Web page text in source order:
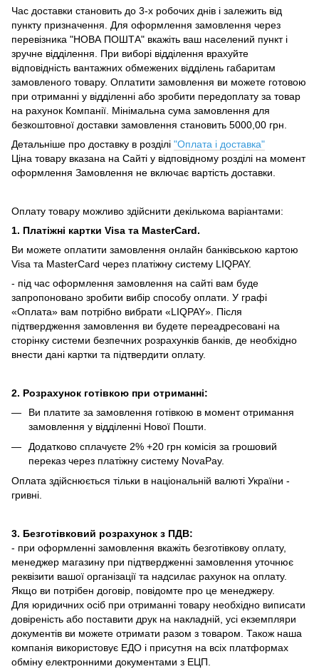
Час доставки становить до 3-х робочих днів і залежить від
пункту призначення. Для оформлення замовлення через
перевізника "НОВА ПОШТА" вкажіть ваш населений пункт і
зручне відділення.
При виборі відділення врахуйте
відповідність вантажних обмежених відділень габаритам
замовленого товару. Оплатити замовлення ви можете готовою
при отриманні у відділенні або зробити передоплату за товар
на рахунок Компанії. Мінімальна сума замовлення для
безкоштовної доставки замовлення становить 5000,00 грн.
Детальніше про доставку в розділі "Оплата і доставка"
Ціна товару вказана на Сайті у відповідному розділі на момент
оформлення Замовлення не включає вартість доставки.
Оплату товару можливо здійснити декількома варіантами:
1. Платіжні картки Visa та MasterCard.
Ви можете оплатити замовлення онлайн банківською картою
Visa та MasterCard через платіжну систему LIQPAY.
- під час оформлення замовлення на сайті вам буде
запропоновано зробити вибір способу оплати. У графі
«Оплата» вам потрібно вибрати «LIQPAY». Після
підтвердження замовлення ви будете переадресовані на
сторінку системи безпечних розрахунків банків, де необхідно
внести дані картки та підтвердити оплату.
2. Розрахунок готівкою при отриманні:
Ви платите за замовлення готівкою в момент отримання
замовлення у відділенні Нової Пошти.
Додатково сплачуєте 2% +20 грн комісія за грошовий
переказ через платіжну систему NovaPay.
Оплата здійснюється тільки в національній валюті України -
гривні.
3. Безготівковий розрахунок з ПДВ:
- при оформленні замовлення вкажіть безготівкову оплату,
менеджер магазину при підтвердженні замовлення уточнює
реквізити вашої організації та надсилає рахунок на оплату.
Якщо ви потрібен договір, повідомте про це менеджеру.
Для юридичних осіб при отриманні товару необхідно виписати
довіреність або поставити друк на накладній, усі екземпляри
документів ви можете отримати разом з товаром. Також наша
компанія використовує ЕДО і присутня на всіх платформах
обміну електронними документами з ЕЦП.